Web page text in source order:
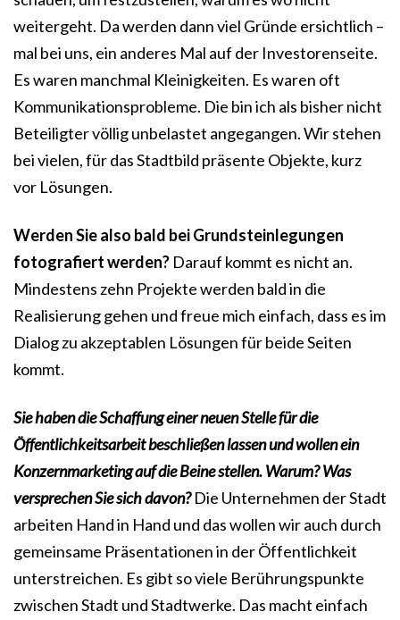
weitergeht. Da werden dann viel Gründe ersichtlich –
mal bei uns, ein anderes Mal auf der Investorenseite.
Es waren manchmal Kleinigkeiten. Es waren oft
Kommunikationsprobleme. Die bin ich als bisher nicht
Beteiligter völlig unbelastet angegangen. Wir stehen
bei vielen, für das Stadtbild präsente Objekte, kurz
vor Lösungen.
Werden Sie also bald bei Grundsteinlegungen
fotografiert werden? Darauf kommt es nicht an.
Mindestens zehn Projekte werden bald in die
Realisierung gehen und freue mich einfach, dass es im
Dialog zu akzeptablen Lösungen für beide Seiten
kommt.
Sie haben die Schaffung einer neuen Stelle für die
Öffentlichkeitsarbeit beschließen lassen und wollen ein
Konzernmarketing auf die Beine stellen. Warum? Was
versprechen Sie sich davon? Die Unternehmen der Stadt
arbeiten Hand in Hand und das wollen wir auch durch
gemeinsame Präsentationen in der Öffentlichkeit
unterstreichen. Es gibt so viele Berührungspunkte
zwischen Stadt und Stadtwerke. Das macht einfach